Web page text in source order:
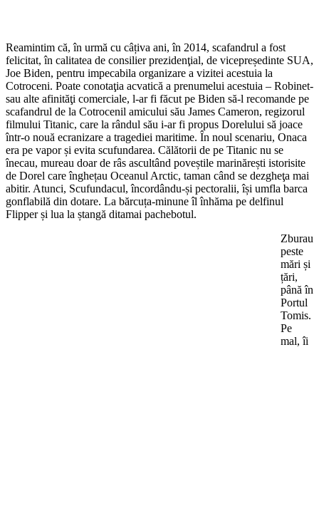
Reamintim că, în urmă cu câțiva ani, în 2014, scafandrul a fost
felicitat, în calitatea de consilier prezidenţial, de vicepreședinte SUA,
Joe Biden, pentru impecabila organizare a vizitei acestuia la
Cotroceni. Poate conotaţia acvatică a prenumelui acestuia – Robinet-
sau alte afinităţi comerciale, l-ar fi făcut pe Biden să-l recomande pe
scafandrul de la Cotrocenil amicului său James Cameron, regizorul
filmului Titanic, care la rândul său i-ar fi propus Dorelului să joace
într-o nouă ecranizare a tragediei maritime. În noul scenariu, Onaca
era pe vapor și evita scufundarea. Călătorii de pe Titanic nu se
înecau, mureau doar de râs ascultând poveștile marinărești istorisite
de Dorel care înghețau Oceanul Arctic, taman când se dezgheţa mai
abitir. Atunci, Scufundacul, încordându-și pectoralii, își umfla barca
gonflabilă din dotare. La bărcuța-minune îl înhăma pe delfinul
Flipper și lua la ștangă ditamai pachebotul.
Zburau
peste
mări și
țări,
până în
Portul
Tomis.
Pe
mal, îi